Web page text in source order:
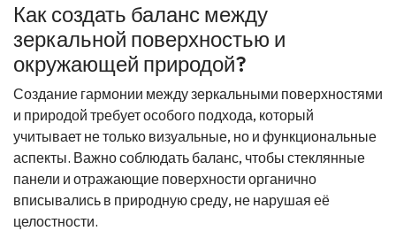
Как создать баланс между
зеркальной поверхностью и
окружающей природой?
Создание гармонии между зеркальными поверхностями
и природой требует особого подхода, который
учитывает не только визуальные, но и функциональные
аспекты. Важно соблюдать баланс, чтобы стеклянные
панели и отражающие поверхности органично
вписывались в природную среду, не нарушая её
целостности.